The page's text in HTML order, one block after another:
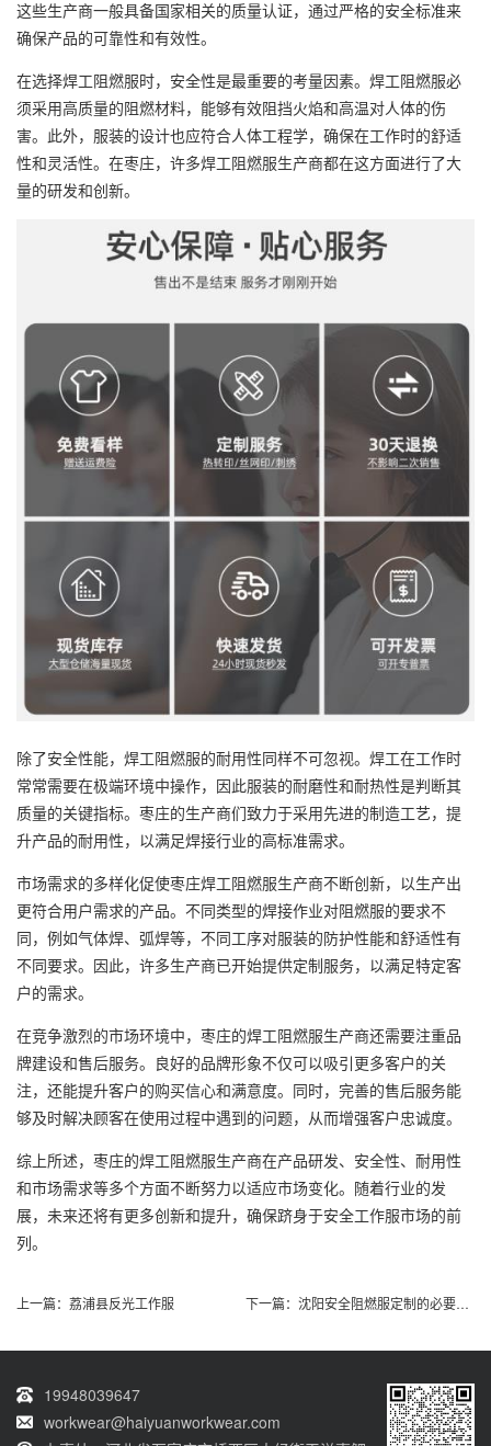
这些生产商一般具备国家相关的质量认证，通过严格的安全标准来
确保产品的可靠性和有效性。
在选择焊工阻燃服时，安全性是最重要的考量因素。焊工阻燃服必
须采用高质量的阻燃材料，能够有效阻挡火焰和高温对人体的伤
害。此外，服装的设计也应符合人体工程学，确保在工作时的舒适
性和灵活性。在枣庄，许多焊工阻燃服生产商都在这方面进行了大
量的研发和创新。
除了安全性能，焊工阻燃服的耐用性同样不可忽视。焊工在工作时
常常需要在极端环境中操作，因此服装的耐磨性和耐热性是判断其
质量的关键指标。枣庄的生产商们致力于采用先进的制造工艺，提
升产品的耐用性，以满足焊接行业的高标准需求。
市场需求的多样化促使枣庄焊工阻燃服生产商不断创新，以生产出
更符合用户需求的产品。不同类型的焊接作业对阻燃服的要求不
同，例如气体焊、弧焊等，不同工序对服装的防护性能和舒适性有
不同要求。因此，许多生产商已开始提供定制服务，以满足特定客
户的需求。
在竞争激烈的市场环境中，枣庄的焊工阻燃服生产商还需要注重品
牌建设和售后服务。良好的品牌形象不仅可以吸引更多客户的关
注，还能提升客户的购买信心和满意度。同时，完善的售后服务能
够及时解决顾客在使用过程中遇到的问题，从而增强客户忠诚度。
综上所述，枣庄的焊工阻燃服生产商在产品研发、安全性、耐用性
和市场需求等多个方面不断努力以适应市场变化。随着行业的发
展，未来还将有更多创新和提升，确保跻身于安全工作服市场的前
列。
上一篇： 荔浦县反光工作服 下一篇： 沈阳安全阻燃服定制的必要性与市场分析
19948039647
workwear@haiyuanworkwear.com